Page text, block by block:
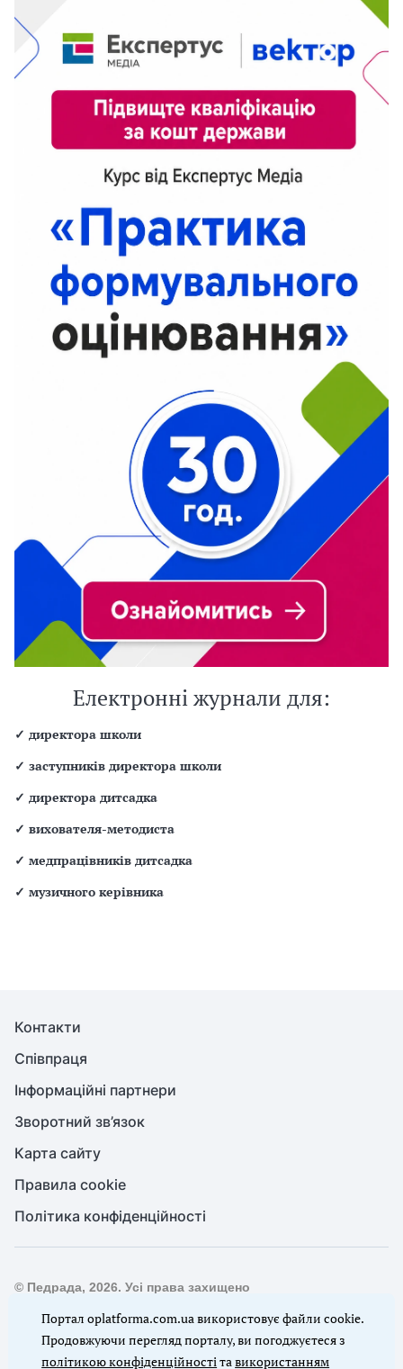
Електронні журнали для:
✓ директора школи
✓ заступників директора школи
✓ директора дитсадка
✓ вихователя-методиста
✓ медпрацівників дитсадка
✓ музичного керівника
Контакти
Співпраця
Інформаційні партнери
Зворотний зв’язок
Карта сайту
Правила cookie
Політика конфіденційності
© Педрада, 2026. Усі права захищено
Повне або часткове копіювання будь-яких матеріалів сайту,
цитування, публікація їх анотованих оглядів допускаються
лише з письмового дозволу редакції сайту Педрада
Портал oplatforma.com.ua використовує файли cookie.
Продовжуючи перегляд порталу, ви погоджуєтеся з
політикою конфіденційностітавикористанням